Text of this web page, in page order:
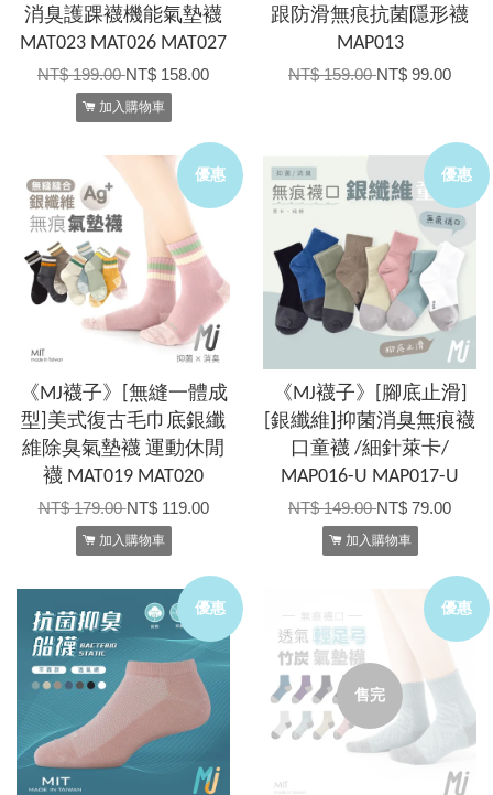
消臭護踝襪機能氣墊襪
MAT023 MAT026 MAT027
NT$ 199.00NT$ 158.00
加入購物車
跟防滑無痕抗菌隱形襪
MAP013
NT$ 159.00NT$ 99.00
優惠
《MJ襪子》[無縫一體成
型]美式復古毛巾底銀纖
維除臭氣墊襪 運動休閒
襪 MAT019 MAT020
NT$ 179.00NT$ 119.00
加入購物車
優惠
《MJ襪子》[腳底止滑]
[銀纖維]抑菌消臭無痕襪
口童襪 /細針萊卡/
MAP016-U MAP017-U
NT$ 149.00NT$ 79.00
加入購物車
優惠 優惠
售完